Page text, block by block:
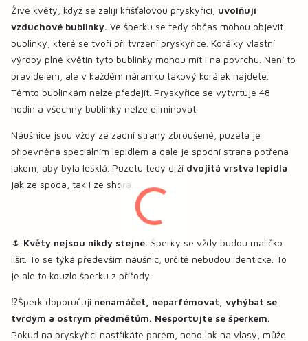
Živé květy, když se zalijí křišťálovou pryskyřicí, uvolňují
vzduchové bublinky. Ve šperku se tedy občas mohou objevit
bublinky, které se tvoří při tvrzení pryskyřice. Korálky vlastní
výroby plné květin tyto bublinky mohou mít i na povrchu. Není to
pravidelem, ale v každém náramku takový korálek najdete.
Těmto bublinkám nelze předejít. Pryskyřice se vytvrtuje 48
hodin a všechny bublinky nelze eliminovat.
Náušnice jsou vždy ze zadní strany zbroušené, puzeta je
připevněná speciálním lepidlem a dále je spodní strana potřena
lakem, aby byla lesklá. Puzetu tedy drží dvojitá vrstva lepidla
jak ze spoda, tak i ze shora.
🌷 Květy nejsou nikdy stejné. Šperky se vždy budou maličko
lišit. To se týká především náušnic, určitě nebudou identické. To
je ale to kouzlo šperku z přířody.
⁉️Šperk doporučuji nenamáčet, neparfémovat, vyhýbat se
tvrdým a ostrým předmětům. Nesportujte se šperkem.
Pokud na pryskyřici nastříkáte parém, nebo lak na vlasy, může